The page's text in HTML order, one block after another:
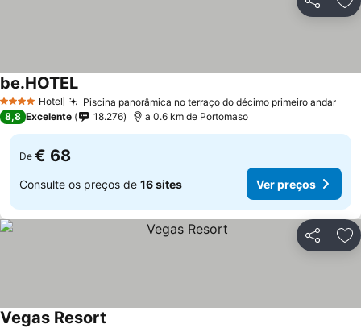
Partilhar
4 EstrelasHotel Piscina panorâmica no terraço do décimo primeiro andarVer
be.HOTELVer preços
8,8 Excelente 18.276 a 0.6 km de Portomaso
De € 68
Consulte os preços de 16 sites Ver preços
Partilhar
Vegas Resort